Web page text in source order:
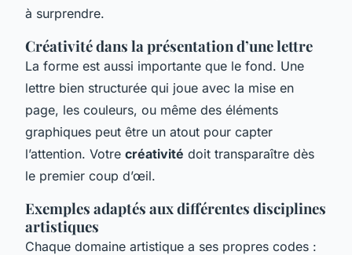
à surprendre.
Créativité dans la présentation d’une lettre
La forme est aussi importante que le fond. Une
lettre bien structurée qui joue avec la mise en
page, les couleurs, ou même des éléments
graphiques peut être un atout pour capter
l’attention. Votre créativité doit transparaître dès
le premier coup d’œil.
Exemples adaptés aux différentes disciplines
artistiques
Chaque domaine artistique a ses propres codes :